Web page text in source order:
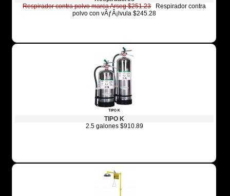
Respirador contra polvo marca Arseg $251.23Respirador contra
polvo con vÃƒÂ¡lvula $245.28
TIPO K
2.5 galones $910.89